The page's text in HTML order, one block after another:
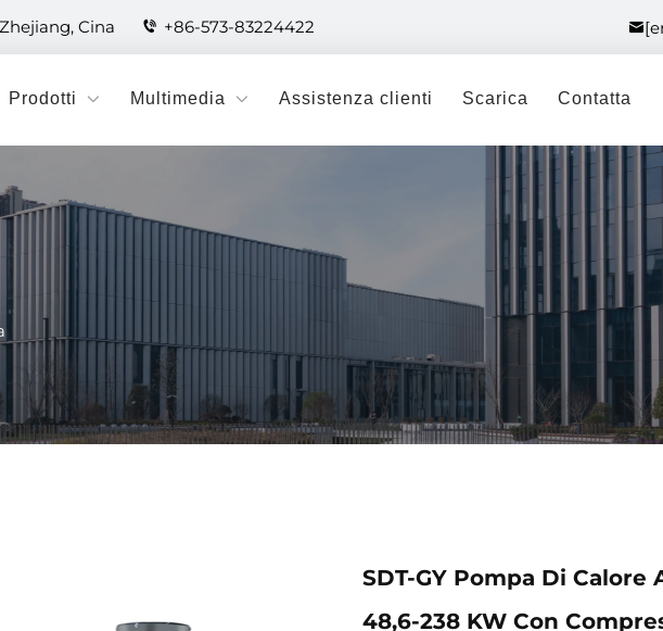
Cina +86-573-83224422
Prodotti Multimedia Assistenza clienti Scarica Contatta
SDT-GY Pompa Di Calore
48,6-238 KW Con